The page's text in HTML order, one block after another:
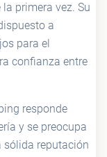
primera vez. Su
a
para el
confianza entre
responde
y se preocupa
sólida reputación